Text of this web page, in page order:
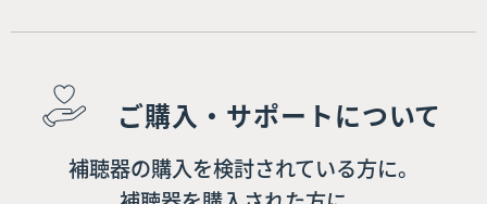
ご購入・サポートについて
補聴器の購入を検討されている方に。